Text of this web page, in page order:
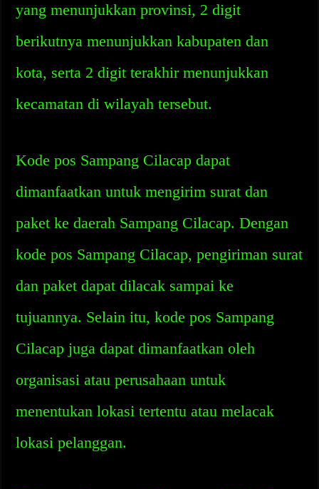
yang menunjukkan provinsi, 2 digit
berikutnya menunjukkan kabupaten dan
kota, serta 2 digit terakhir menunjukkan
kecamatan di wilayah tersebut.
Kode pos Sampang Cilacap dapat
dimanfaatkan untuk mengirim surat dan
paket ke daerah Sampang Cilacap. Dengan
kode pos Sampang Cilacap, pengiriman surat
dan paket dapat dilacak sampai ke
tujuannya. Selain itu, kode pos Sampang
Cilacap juga dapat dimanfaatkan oleh
organisasi atau perusahaan untuk
menentukan lokasi tertentu atau melacak
lokasi pelanggan.